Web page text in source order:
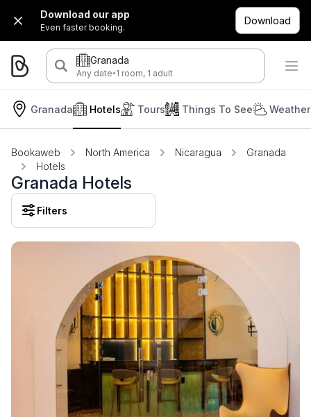
Download our app
Even faster booking.
Download
Granada
Any date·1 room, 1 adult
Granada Hotels Tours Things To See
Bookaweb North America Nicaragua
Granada
Hotels
Granada Hotels
Filters